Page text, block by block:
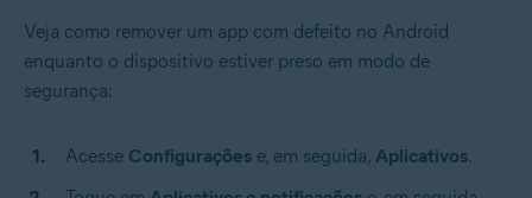
Veja como remover um app com defeito no Android
enquanto o dispositivo estiver preso em modo de
segurança:
Acesse Configurações e, em seguida, Aplicativos.